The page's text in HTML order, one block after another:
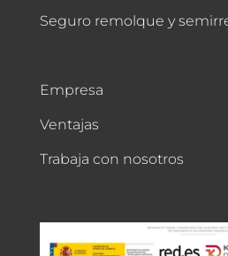
Seguro remolque y
Empresa
Ventajas
Trabaja con nosotros